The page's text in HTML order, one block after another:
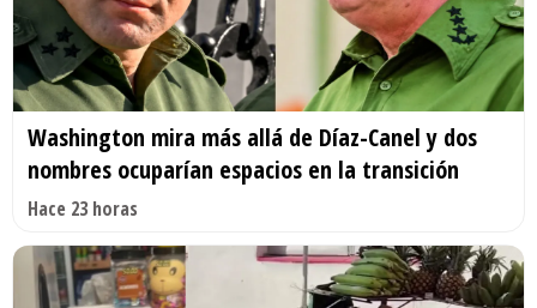
Washington mira más allá de Díaz-Canel y dos
nombres ocuparían espacios en la transición
Hace 23 horas